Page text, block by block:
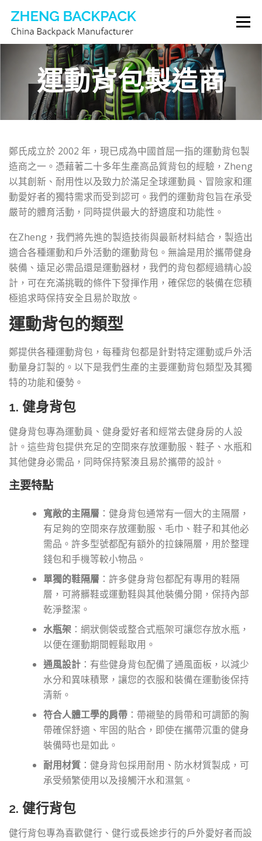
選單
背包製造商 關於我們 聯繫我們
運動背包製造商
鄭氏成立於 2002 年，現已成為中國首屈一指的運動背包製
造商之一。憑藉著二十多年生產高品質背包的經驗，Zheng
以其創新、耐用性以及致力於滿足全球運動員、冒險家和運
動愛好者的獨特需求而受到認可。我們的運動背包旨在承受
嚴苛的體育活動，同時提供最大的舒適度和功能性。
在Zheng，我們將先進的製造技術與最新材料結合，製造出
適合各種運動和戶外活動的運動背包。無論是用於攜帶健身
裝備、遠足必需品還是運動器材，我們的背包都經過精心設
計，可在充滿挑戰的條件下發揮作用，確保您的裝備在您積
極追求時保持安全且易於取放。
運動背包的類型
鄭提供各種運動背包，每種背包都是針對特定運動或戶外活
動量身訂製的。以下是我們生產的主要運動背包類型及其獨
特的功能和優勢。
1. 健身背包
健身背包專為運動員、健身愛好者和經常去健身房的人設
計。這些背包提供充足的空間來存放運動服、鞋子、水瓶和
其他健身必需品，同時保持緊湊且易於攜帶的設計。
主要特點
寬敞的主隔層 ：健身背包通常有一個大的主隔層，
有足夠的空間來存放運動服、毛巾、鞋子和其他必
需品。許多型號都配有額外的拉鍊隔層，用於整理
錢包和手機等較小物品。
單獨的鞋隔層 ：許多健身背包都配有專用的鞋隔
層，可將髒鞋或運動鞋與其他裝備分開，保持內部
乾淨整潔。
水瓶架 ：網狀側袋或整合式瓶架可讓您存放水瓶，
以便在運動期間輕鬆取用。
通風設計 ：有些健身背包配備了通風面板，以減少
水分和異味積聚，讓您的衣服和裝備在運動後保持
清新。
符合人體工學的肩帶 ：帶襯墊的肩帶和可調節的胸
帶確保舒適、牢固的貼合，即使在攜帶沉重的健身
裝備時也是如此。
耐用材質 ：健身背包採用耐用、防水材質製成，可
承受頻繁使用以及接觸汗水和濕氣。
2. 健行背包
健行背包專為喜歡健行、健行或長途步行的戶外愛好者而設